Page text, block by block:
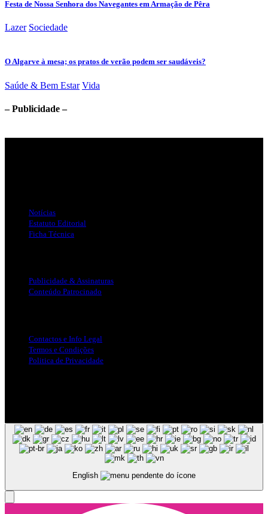
Festa de Nossa Senhora dos Navegantes em Armação de Pêra
Lazer Sociedade
O Algarve à mesa; os pratos de verão podem ser saudáveis?
Saúde & Bem Estar Vida
– Publicidade –
Notícias
Estatuto Editorial
Ficha Técnica
Publicidade & Assinaturas
Conteúdo Patrocinado
Contactos e Info Legal
Termos e Condições
Politica de Privacidade
English